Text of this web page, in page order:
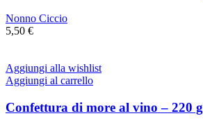
Nonno Ciccio
5,50 €
Aggiungi alla wishlist
Aggiungi al carrello
Confettura di more al vino – 220 g